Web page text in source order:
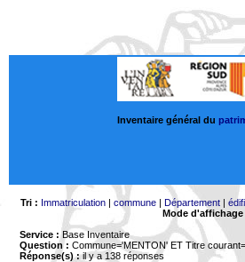
Inventaire général du
Tri : Immatriculation| commune| Département|
Mode d'affichage
Service : Base Inventaire
Question : Commune='MENTON' ET Titre
Réponse(s) :il y a 138 réponses